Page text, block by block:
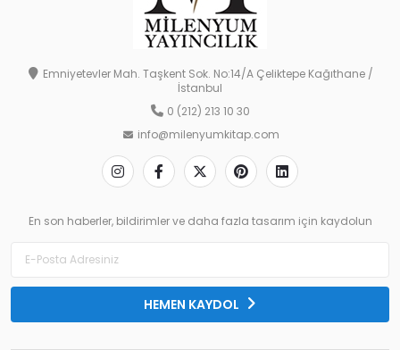
Emniyetevler Mah. Taşkent Sok. No:14/A Çeliktepe Kağıthane /
İstanbul
0 (212) 213 10 30
info@milenyumkitap.com
En son haberler, bildirimler ve daha fazla tasarım için kaydolun
HEMEN KAYDOL